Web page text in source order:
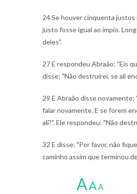
24 Se houver cinquenta justos
justo fosse igual ao ímpio.
deles".
27 E respondeu Abraão: "Eis
disse: "Não destruirei, se ali
29 E Abraão disse
falar novamente. E se forem
ali?". Ele respondeu: "Não
32 E disse: "Por favor, não
caminho assim que terminou
AAA